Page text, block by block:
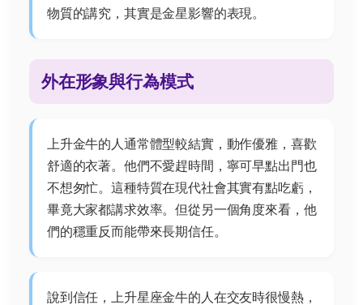
物質的講究，其實是金星影響的表現。
外在形象與行為模式
上升金牛的人通常體型較結實，動作優雅，喜歡
舒適的衣著。他們不愛趕時間，寧可早點出門也
不想匆忙。這種特質在現代社會其實有點吃虧，
畢竟大家都講求效率。但從另一個角度來看，他
們的穩重反而能帶來長期信任。
說到信任，上升星座金牛的人在交友時很慢熱，